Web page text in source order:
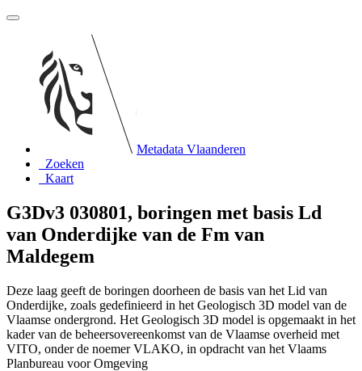
Metadata Vlaanderen
Zoeken
Kaart
G3Dv3 030801, boringen met basis Ld
van Onderdijke van de Fm van
Maldegem
Deze laag geeft de boringen doorheen de basis van het Lid van
Onderdijke, zoals gedefinieerd in het Geologisch 3D model van de
Vlaamse ondergrond. Het Geologisch 3D model is opgemaakt in het
kader van de beheersovereenkomst van de Vlaamse overheid met
VITO, onder de noemer VLAKO, in opdracht van het Vlaams
Planbureau voor Omgeving